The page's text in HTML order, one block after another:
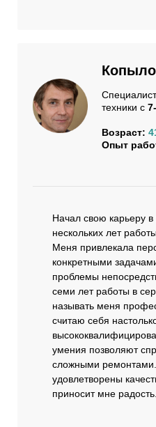
техники с
Возраст:
Опыт
Начал свою карьеру
нескольких лет
Меня привлекала
конкретными
проблемы
семи лет работы в
называть меня
считаю себя
умения позволяют
сложными ремонтами.
удовлетворены
приносит мне радость.